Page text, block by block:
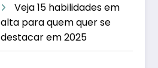
Veja 15 habilidades em
alta para quem quer se
destacar em 2025